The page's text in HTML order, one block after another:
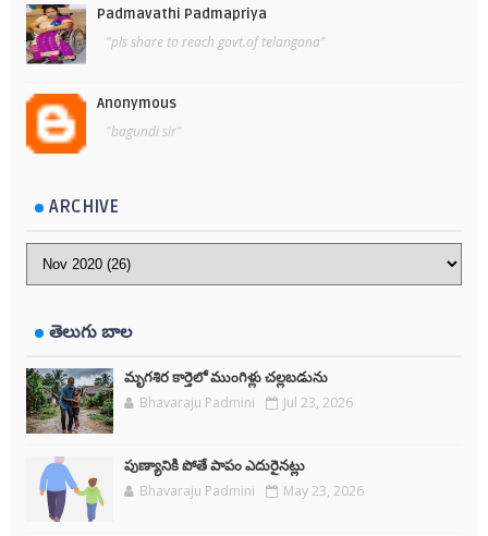
Padmavathi Padmapriya
"pls share to reach govt.of telangana"
Anonymous
"bagundi sir"
ARCHIVE
తెలుగు బాల
మృగశిర కార్తెలో ముంగిళ్లు చల్లబడును
Bhavaraju Padmini Jul 23, 2026
పుణ్యానికి పోతే పాపం ఎదురైనట్లు
Bhavaraju Padmini May 23, 2026